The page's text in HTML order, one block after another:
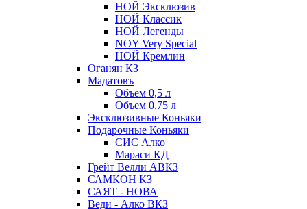
НОЙ Эксклюзив
НОЙ Классик
НОЙ Легенды
NOY Very Speсial
НОЙ Кремлин
Оганян КЗ
Мадатовъ
Объем 0,5 л
Объем 0,75 л
Эксклюзивные Коньяки
Подарочные Коньяки
СИС Алко
Мараси КД
Грейт Велли АВКЗ
САМКОН КЗ
САЯТ - НОВА
Веди - Алко ВКЗ